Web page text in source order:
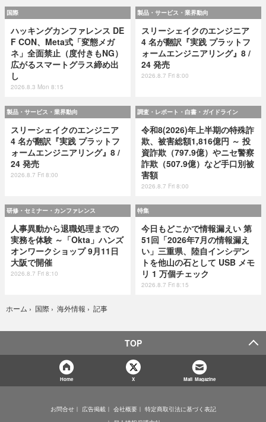
国際
ハッキングカンファレンス DE
F CON、Meta式「変態メガ
ネ」全面禁止（度付きもNG）
広がるスマートグラス締め出
し
2026.8.3 Mon 8:15
製品・サービス・業界動向
スリーシェイクのエンジニア
4 名が翻訳『実践 プラットフ
ォームエンジニアリング』8 /
24 発売
2026.8.7 Fri 8:00
製品・サービス・業界動向
スリーシェイクのエンジニア
4 名が翻訳『実践 プラットフ
ォームエンジニアリング』8 /
24 発売
2026.8.7 Fri 8:00
調査・レポート・白書・ガイドライン
令和8(2026)年上半期の特殊詐
欺、被害総額1,816億円 ～ 投
資詐欺（797.9億）やニセ警察
詐欺（507.9億）など手口別被
害額
2026.8.7 Fri 8:00
研修・セミナー・カンファレンス
人事異動から退職処理までの
実務を体験 ～「Okta」ハンズ
オンワークショップ 9月11日
大阪で開催
2026.8.7 Fri 8:10
特集
今日もどこかで情報漏えい 第
51回「2026年7月の情報漏え
い」三重県、陸自インシデン
トを他山の石として USB メモ
リ 1 万個チェック
2026.8.7 Fri 8:15
ホーム › 国際 › 海外情報 › 記事
TOP
Home X Mail Magazine
お問合せ 広告掲載 会社概要
特定商取引法に基づく表記